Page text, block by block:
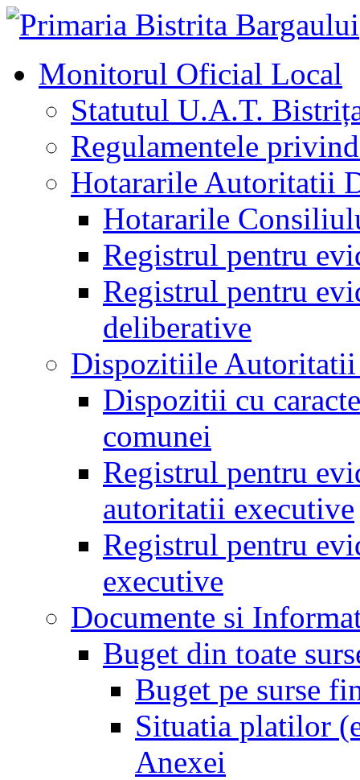
Monitorul Oficial Local
Statutul U.A.T.
Regulamentele
Hotararile Autoritatii
Hotararile
Registrul pentru
Registrul pentru
deliberative
Dispozitiile
Dispozitii cu
comunei
Registrul pentru
autoritatii executive
Registrul pentru
executive
Documente si
Buget din toate
Buget pe surse
Situatia platilor
Anexei